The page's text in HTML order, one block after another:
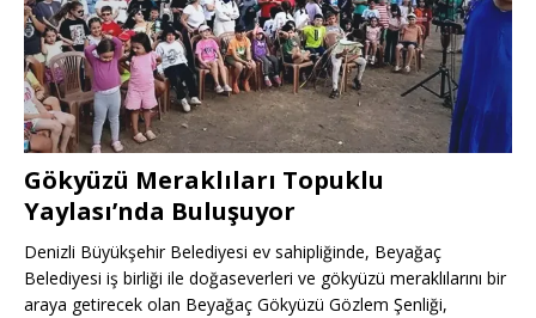
Gökyüzü Meraklıları Topuklu
Yaylası’nda Buluşuyor
Denizli Büyükşehir Belediyesi ev sahipliğinde, Beyağaç
Belediyesi iş birliği ile doğaseverleri ve gökyüzü meraklılarını bir
araya getirecek olan Beyağaç Gökyüzü Gözlem Şenliği,